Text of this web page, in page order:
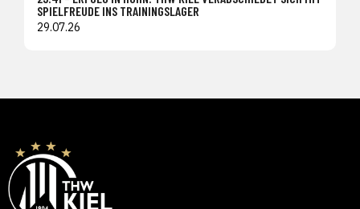
SPIELFREUDE INS TRAININGSLAGER
29.07.26